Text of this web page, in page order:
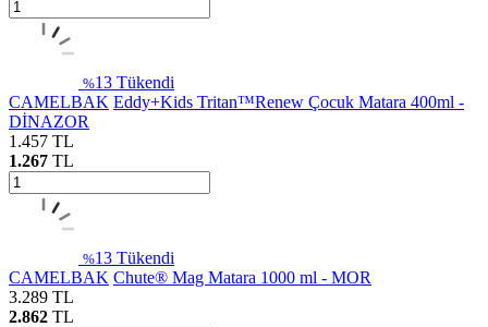
%13 Tükendi
CAMELBAK Eddy+Kids Tritan™Renew Çocuk Matara 400ml -
DİNAZOR
1.457 TL
1.267 TL
%13 Tükendi
CAMELBAK Chute® Mag Matara 1000 ml - MOR
3.289 TL
2.862 TL